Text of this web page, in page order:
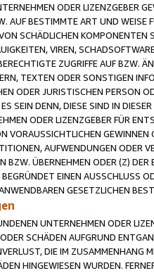
ODER LIZENZGEBER
AUF BESTIMMTE ART UND
SCHÄDLICHEN
VIREN,
ZUGRIFFE AUF BZW.
TEXTEN ODER SONSTIGEN
ODER JURISTISCHEN PERSON
SEIN DENN, DIESE SIND IN
ODER LIZENZGEBER FÜR
VORAUSSICHTLICHEN
AUFWENDUNGEN ODER
BZW. ÜBERNEHMEN ODER (Z)
EINEN AUSSCHLUSS
GESETZLICHEN
UNTERNEHMEN ODER
SCHÄDEN AUFGRUND
DIE IM ZUSAMMENHANG
HINGEWIESEN WURDEN.